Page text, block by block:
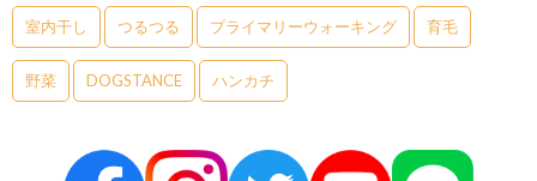
室内干し つるつる プライマリーウォーキング 育毛
野菜 DOGSTANCE ハンカチ